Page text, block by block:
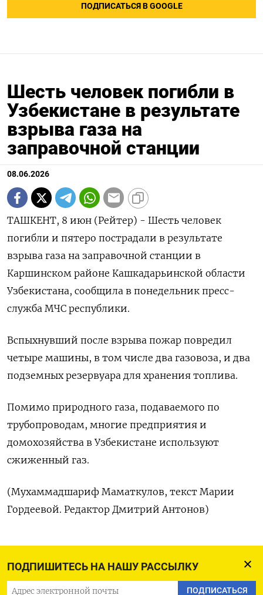
ПОДПИШИТЕСЬ НА НАШУ РАССЫЛКУ
ПОДПИСАТЬСЯ
ПОДПИСАТЬСЯ В GOOGLE
Шесть человек погибли в
Узбекистане в результате
взрыва газа на
заправочной станции
08.06.2026
ТАШКЕНТ, 8 июн (Рейтер) - Шесть человек
погибли ‌и пятеро пострадали в результате ​
взрыва газа ​на ​заправочной ⁠станции ‌в
Каршинском районе ‌Кашкадарьинской области
Узбекистана, сообщила в ​понедельник ‌пресс-
служба МЧС республики.
Вспыхнувший ​после взрыва ‌пожар повредил
четыре машины, в ​том числе ​два ‌газовоза, и ​два
подземных резервуара для хранения топлива.
Помимо природного газа, подаваемого по
трубопроводам, ​многие предприятия ⁠и
домохозяйства в Узбекистане ‌используют
‌сжиженный газ.
(Мухаммадшариф Маматкулов, текст ​Марии
Гордеевой. ‌Редактор Дмитрий Антонов)
ПОДПИСАТЬСЯ НА ТЕЛЕГРАМ